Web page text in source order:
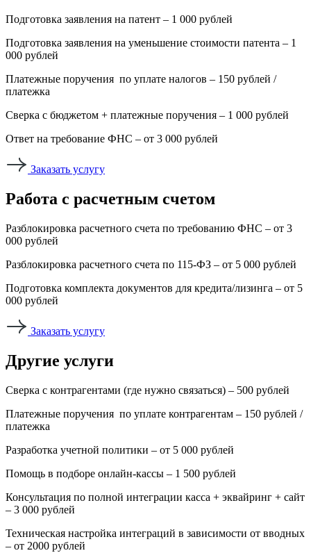
Подготовка заявления на патент – 1 000 рублей
Подготовка заявления на уменьшение стоимости патента – 1
000 рублей
Платежные поручения по уплате налогов – 150 рублей /
платежка
Сверка с бюджетом + платежные поручения – 1 000 рублей
Ответ на требование ФНС – от 3 000 рублей
Заказать услугу
Работа с расчетным счетом
Разблокировка расчетного счета по требованию ФНС – от 3
000 рублей
Разблокировка расчетного счета по 115-ФЗ – от 5 000 рублей
Подготовка комплекта документов для кредита/лизинга – от 5
000 рублей
Заказать услугу
Другие услуги
Сверка с контрагентами (где нужно связаться) – 500 рублей
Платежные поручения по уплате контрагентам – 150 рублей /
платежка
Разработка учетной политики – от 5 000 рублей
Помощь в подборе онлайн-кассы – 1 500 рублей
Консультация по полной интеграции касса + эквайринг + сайт
– 3 000 рублей
Техническая настройка интеграций в зависимости от вводных
– от 2000 рублей